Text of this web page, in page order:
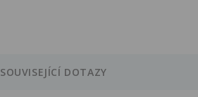
SOUVISEJÍCÍ DOTAZY